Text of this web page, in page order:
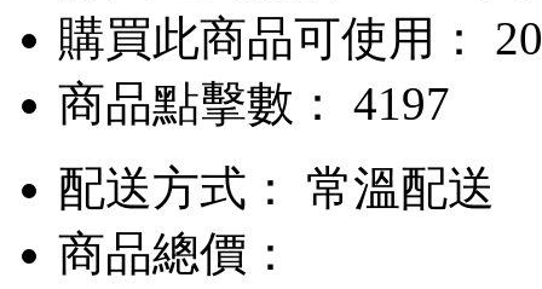
購買此商品可使用：
商品點擊數： 4197
配送方式：
常溫配送
商品總價：